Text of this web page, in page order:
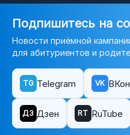
Подпишитесь на
Новости приёмной
для абитуриентов и
TG Telegram VK
ДЗ Дзен RT RuTube